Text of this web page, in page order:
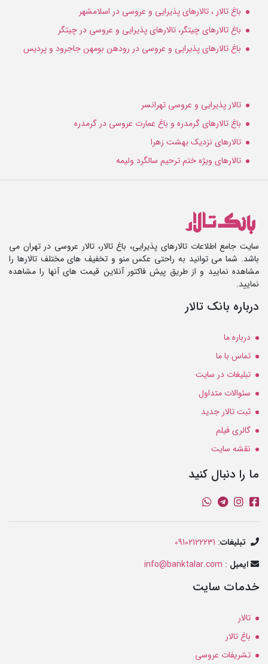
باغ تالار ، تالارهای پذیرایی و عروسی در اسلامشهر
باغ تالارهای چیتگر، تالارهای پذیرایی و عروسی در چیتگر
باغ تالارهای پذیرایی و عروسی در رودهن بومهن جاجرود و پردیس
تالار پذیرایی و عروسی تهرانسر
باغ تالارهای گرمدره و باغ عمارت عروسی در گرمدره
تالارهای نزدیک بهشت زهرا
تالارهای ویژه ختم ترحیم سالگرد ولیمه
سایت جامع اطلاعات تالارهای پذیرایی، باغ تالار، تالار عروسی در تهران می
باشد. شما می توانید به راحتی عکس منو و تخفیف های مختلف تالارها را
مشاهده نمایید و از طریق پیش فاکتور آنلاین قیمت های آنها را مشاهده
نمایید.
درباره بانک تالار
درباره ما
تماس با ما
تبلیغات در سایت
سئوالات متداول
ثبت تالار جدید
گالری فیلم
نقشه سایت
ما را دنبال کنید
تبلیغات:
09102122231
ایمیل :
info@banktalar.com
خدمات سایت
تالار
باغ تالار
تشریفات عروسی